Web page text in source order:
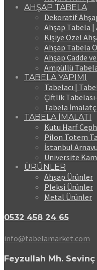
AHŞAP TABELA
Dekoratif
Ahşap Tabela
Kişiye Özel
Ahşap Tabela
Ahşap Cadde
Ampüllü
TABELA YAPIMI
Tabelacı |
Çiftlik
Tabela
TABELA İMALATI
Kutu Harf
Pilon Totem
İstanbul
Üniversite
ÜRÜNLER
Ahşap Ürünler
Pleksi Ürünler
Metal Ürünler
0532 458 24 65
info@tabelamarket.com
Feyzullah Mh. Sevinç